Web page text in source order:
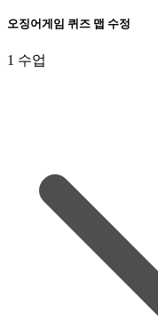
오징어게임 퀴즈 맵 수정
1 수업